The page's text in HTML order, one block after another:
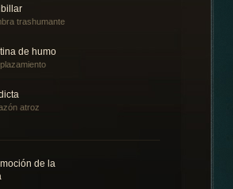
trashumante
de humo
atroz
de la